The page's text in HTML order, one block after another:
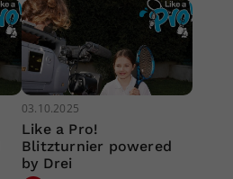
03.10.2025
Like a Pro!
Blitzturnier powered
by Drei